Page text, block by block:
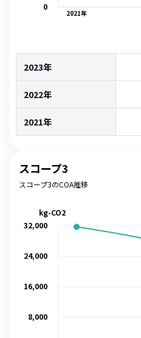
2021年
0
2023年
2022年
2021年
スコープ3
スコープ3のCOA推移
8,000
16,000
24,000
32,000
kg-CO2